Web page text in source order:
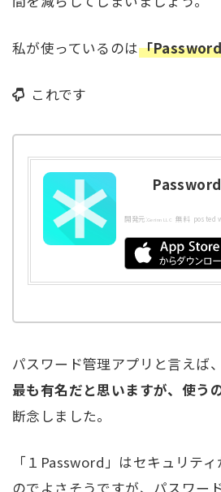
私が使っているのは「
これです
開発元:Gerinn LLC 無料 posted
パスワード管理アプリと言えば、
最も有名だと思いますが、使う
断念しました。
「１Password」はセキュリテ
のでよさそうですが、パスワー